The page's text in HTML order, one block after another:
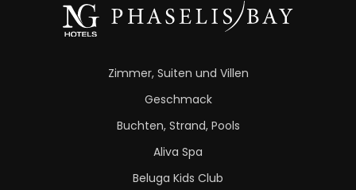
Zimmer, Suiten und Villen
Geschmack
Buchten, Strand, Pools
Aliva Spa
Beluga Kids Club